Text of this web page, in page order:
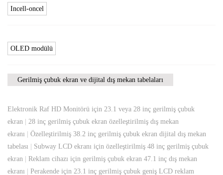
Incell-oncel
OLED modülü
Gerilmiş çubuk ekran ve dijital dış mekan tabelaları
Elektronik Raf HD Monitörü için 23.1 veya 28 inç gerilmiş çubuk
ekran | 28 inç gerilmiş çubuk ekran özelleştirilmiş dış mekan
ekranı | Özelleştirilmiş 38.2 inç gerilmiş çubuk ekran dijital dış mekan
tabelası | Subway LCD ekranı için özelleştirilmiş 48 inç gerilmiş çubuk
ekran | Reklam cihazı için gerilmiş çubuk ekran 47.1 inç dış mekan
ekranı | Perakende için 23.1 inç gerilmiş çubuk geniş LCD reklam